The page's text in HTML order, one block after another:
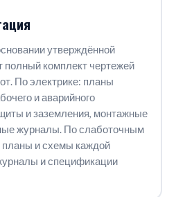
утверждённой
полный комплект чертежей
По электрике: планы
и аварийного
и заземления, монтажные
журналы. По слаботочным
и схемы каждой
и спецификации